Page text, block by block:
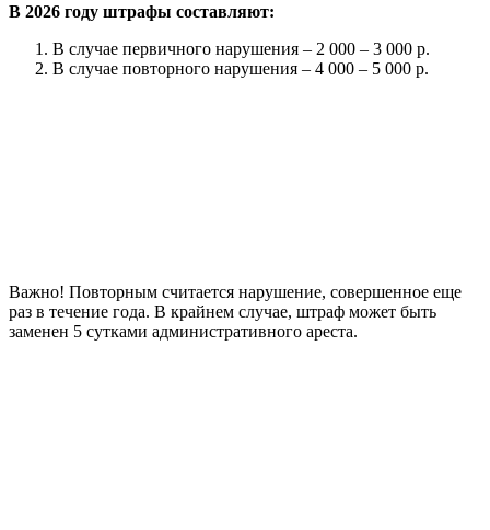
В 2026 году штрафы составляют:
В случае первичного нарушения – 2 000 – 3 000 р.
В случае повторного нарушения – 4 000 – 5 000 р.
Важно! Повторным считается нарушение, совершенное еще
раз в течение года. В крайнем случае, штраф может быть
заменен 5 сутками административного ареста.